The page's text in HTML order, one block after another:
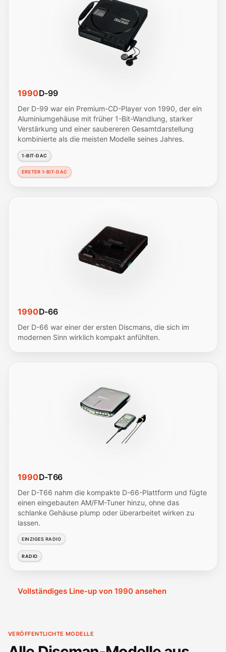
1990D-99
Der D-99 war ein Premium-CD-Player von 1990, der ein
Aluminiumgehäuse mit früher 1-Bit-Wandlung, starker
Verstärkung und einer saubereren Gesamtdarstellung
kombinierte als die meisten Modelle seines Jahres.
1-BIT-DAC
ERSTER 1-BIT-DAC
1990D-66
Der D-66 war einer der ersten Discmans, die sich im
modernen Sinn wirklich kompakt anfühlten.
1990D-T66
Der D-T66 nahm die kompakte D-66-Plattform und fügte
einen eingebauten AM/FM-Tuner hinzu, ohne das
schlanke Gehäuse plump oder überarbeitet wirken zu
lassen.
EINZIGES RADIO
RADIO
Vollständiges Line-up von 1990 ansehen
VERÖFFENTLICHTE MODELLE